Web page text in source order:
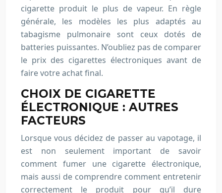
cigarette produit le plus de vapeur. En règle
générale, les modèles les plus adaptés au
tabagisme pulmonaire sont ceux dotés de
batteries puissantes. N’oubliez pas de comparer
le prix des cigarettes électroniques avant de
faire votre achat final.
CHOIX DE CIGARETTE
ÉLECTRONIQUE : AUTRES
FACTEURS
Lorsque vous décidez de passer au vapotage, il
est non seulement important de savoir
comment fumer une cigarette électronique,
mais aussi de comprendre comment entretenir
correctement le produit pour qu’il dure